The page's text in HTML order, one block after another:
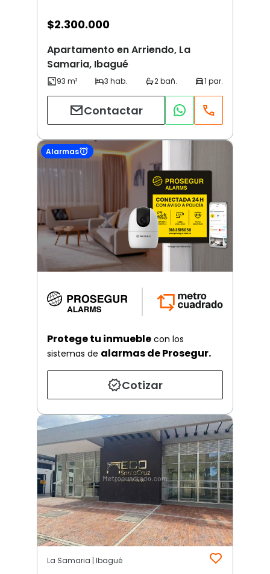
$2.300.000
Apartamento en Arriendo, La
Samaria, Ibagué
Contactar
Alarmas
Protege tu inmueble con los
sistemas de alarmas de Prosegur.
Cotizar
La Samaria | Ibagué